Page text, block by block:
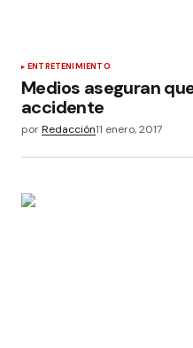
ENTRETENIMIENTO
Medios aseguran
accidente
porRedacción11 enero, 2017